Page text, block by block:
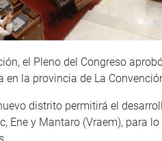
el Pleno del Congreso
en la provincia de La
distrito permitirá el
Ene y Mantaro (Vraem), para